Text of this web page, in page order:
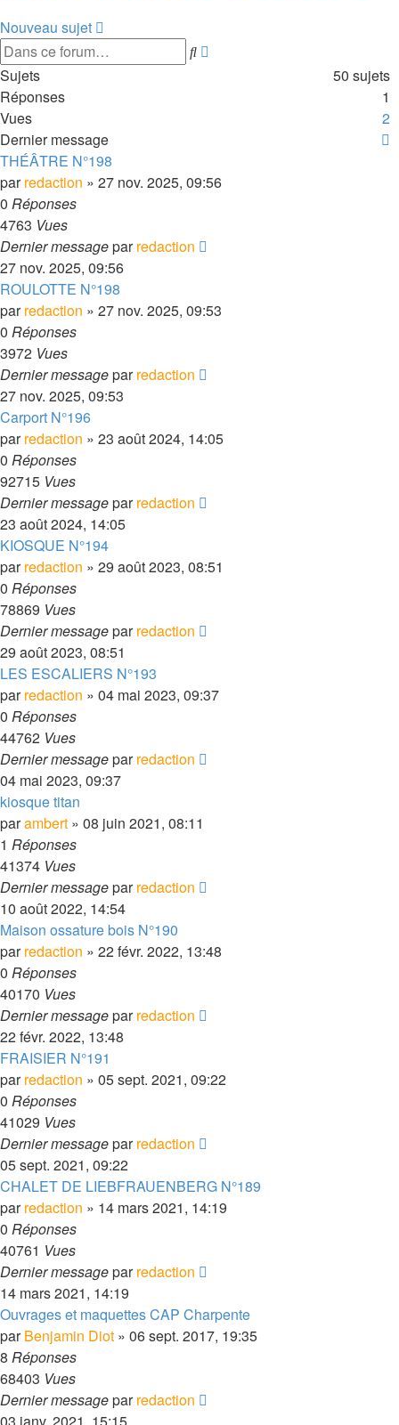
Nouveau sujet
Rechercher
50 sujets
1
2
Sujets
Réponses
Vues
Dernier message
THÉÂTRE N°198
parredaction » 27 nov. 2025, 09:56
0 Réponses
4763 Vues
Dernier messageparredaction
27 nov. 2025, 09:56
ROULOTTE N°198
parredaction » 27 nov. 2025, 09:53
0 Réponses
3972 Vues
Dernier messageparredaction
27 nov. 2025, 09:53
Carport N°196
parredaction » 23 août 2024, 14:05
0 Réponses
92715 Vues
Dernier messageparredaction
23 août 2024, 14:05
KIOSQUE N°194
parredaction » 29 août 2023, 08:51
0 Réponses
78869 Vues
Dernier messageparredaction
29 août 2023, 08:51
LES ESCALIERS N°193
parredaction » 04 mai 2023, 09:37
0 Réponses
44762 Vues
Dernier messageparredaction
04 mai 2023, 09:37
kiosque titan
parambert » 08 juin 2021, 08:11
1 Réponses
41374 Vues
Dernier messageparredaction
10 août 2022, 14:54
Maison ossature bois N°190
parredaction » 22 févr. 2022, 13:48
0 Réponses
40170 Vues
Dernier messageparredaction
22 févr. 2022, 13:48
FRAISIER N°191
parredaction » 05 sept. 2021, 09:22
0 Réponses
41029 Vues
Dernier messageparredaction
05 sept. 2021, 09:22
CHALET DE LIEBFRAUENBERG N°189
parredaction » 14 mars 2021, 14:19
0 Réponses
40761 Vues
Dernier messageparredaction
14 mars 2021, 14:19
Ouvrages et maquettes CAP Charpente
parBenjamin Diot » 06 sept. 2017, 19:35
8 Réponses
68403 Vues
Dernier messageparredaction
03 janv. 2021, 15:15